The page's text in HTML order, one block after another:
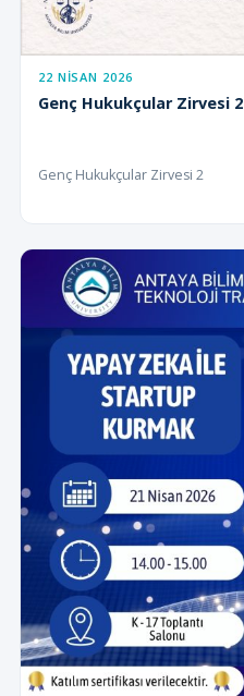
22 NISAN 2026
Genç Hukukçular Zirvesi 2
Genç Hukukçular Zirvesi 2